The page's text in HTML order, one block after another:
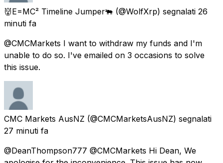
👹E=MC² Timeline Jumper🐃 (@WolfXrp) segnalati 26
minuti fa
@CMCMarkets I want to withdraw my funds and I'm
unable to do so. I've emailed on 3 occasions to solve
this issue.
CMC Markets AusNZ (@CMCMarketsAusNZ) segnalati
27 minuti fa
@DeanThompson777 @CMCMarkets Hi Dean, We